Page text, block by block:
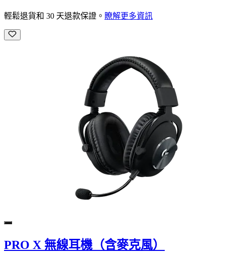
輕鬆退貨和 30 天退款保證。 瞭解更多資訊
PRO X 無線耳機（含麥克風）